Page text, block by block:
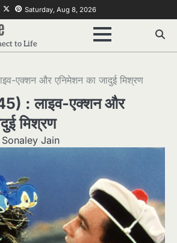
twitterpinterest
Saturday, Aug 8, 2026
to Life
एक्शन और एनिमेशन का जादुई मिश्रण
: लाइव-एक्शन और
मिश्रण
Sonaley Jain